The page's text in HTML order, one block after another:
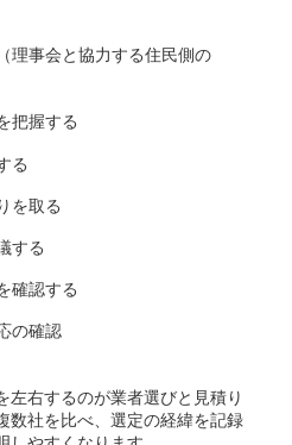
理事会と協力する住民側の
把握する
る
を取る
する
確認する
の確認
左右するのが業者選びと見積り
数社を比べ、選定の経緯を記録